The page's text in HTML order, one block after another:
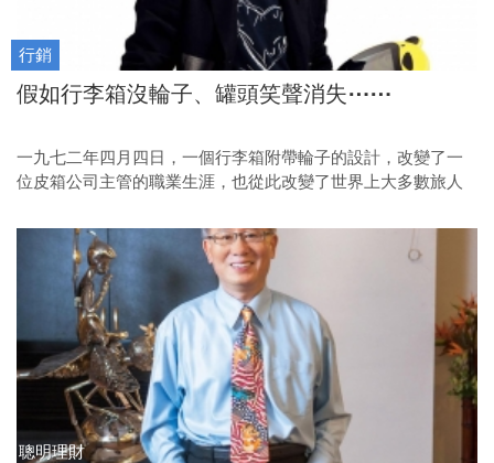
行銷
假如行李箱沒輪子、罐頭笑聲消失⋯⋯
一九七二年四月四日，一個行李箱附帶輪子的設計，改變了一
位皮箱公司主管的職業生涯，也從此改變了世界上大多數旅人
聰明理財